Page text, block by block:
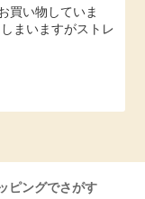
買い物していま
まいますがストレ
ピングでさがす